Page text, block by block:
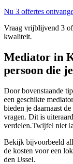
Nu 3 offertes
Vraag vrijblijvend 3
kwaliteit.
Mediator in
persoon die
Door bovenstaande
een geschikte
bieden je daarnaast
vragen. Dit is
verdelen.Twijfel niet
Bekijk bijvoorbeeld
de kosten voor een
den IJssel.